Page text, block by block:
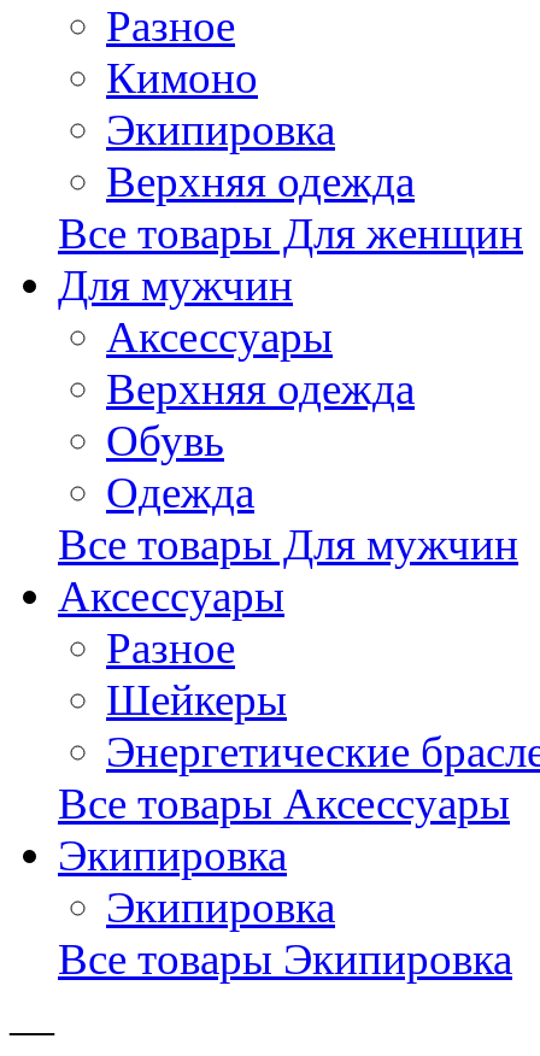
Разное
Кимоно
Экипировка
Верхняя одежда
Все товары Для женщин
Для мужчин
Аксессуары
Верхняя одежда
Обувь
Одежда
Все товары Для мужчин
Аксессуары
Разное
Шейкеры
Энергетические
Все товары Аксессуары
Экипировка
Экипировка
Все товары Экипировка
—